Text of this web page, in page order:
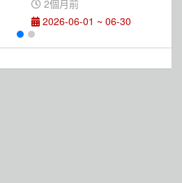
2個月前
2026-06-01 ~ 06-30